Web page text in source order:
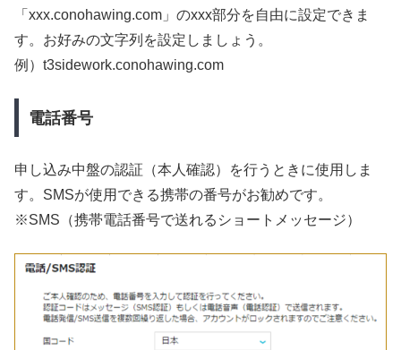
「xxx.conohawing.com」のxxx部分を自由に設定できま
す。 お好みの文字列を設定しましょう。
例）t3sidework.conohawing.com
電話番号
申し込み中盤の認証（本人確認）を行うときに使用しま
す。SMSが使用できる携帯の番号がお勧めです。
※SMS（携帯電話番号で送れるショートメッセージ）